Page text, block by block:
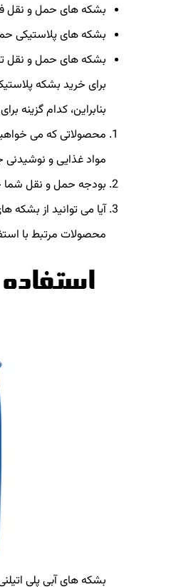
بشکه های حمل و نقل
بشکه های پلاستیکی
بشکه های حمل و نقل
برای خرید بشکه
بنابراین، کدام
محصولاتی که می
مواد غذایی و
بودجه حمل و نقل شما
محصولات مرتبط با
بشکه های آبی پلی